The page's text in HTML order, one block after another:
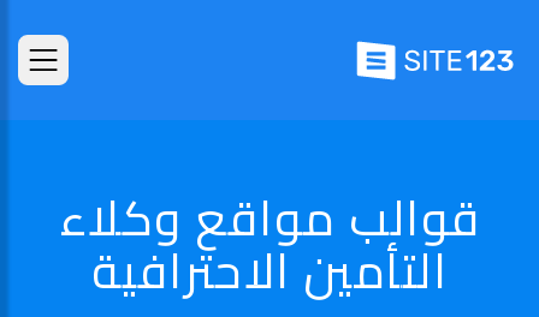
قوالب مواقع وكلاء
التأمين الاحترافية